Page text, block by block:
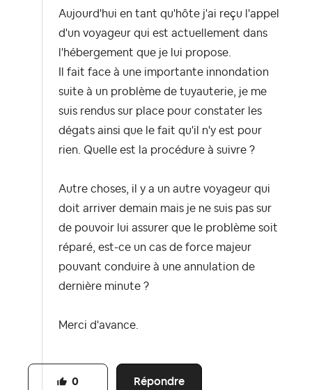
Aujourd'hui en tant qu'hôte j'ai reçu l'appel
d'un voyageur qui est actuellement dans
l'hébergement que je lui propose.
Il fait face à une importante innondation
suite à un problème de tuyauterie, je me
suis rendus sur place pour constater les
dégats ainsi que le fait qu'il n'y est pour
rien. Quelle est la procédure à suivre ?
Autre choses, il y a un autre voyageur qui
doit arriver demain mais je ne suis pas sur
de pouvoir lui assurer que le problème soit
réparé, est-ce un cas de force majeur
pouvant conduire à une annulation de
dernière minute ?
Merci d'avance.
Répondre
0